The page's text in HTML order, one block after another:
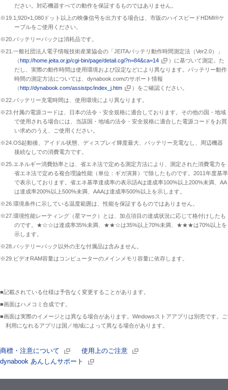
ださい。対応機器すべての動作を保証するものではありません。
※19.1,920×1,080ドット以上の映像信号を出力する場合は、市販のハイスピードHDMI®ケ
ーブルをご使用ください。
※20.バッテリーパックは消耗品です。
※21.一般社団法人電子情報技術産業協会の「JEITAバッテリ動作時間測定法（Ver2.0）」
（http://home.jeita.or.jp/cgi-bin/page/detail.cgi?n=84&ca=14
）に基づいて測定。た
だし、実際の動作時間は使用環境および設定などにより異なります。バッテリー動作
時間の測定方法については、dynabook.comのサポート情報
（http://dynabook.com/assistpc/index_j.htm
）をご確認ください。
※22.バッテリー充電時間は、使用環境により異なります。
※23.付属の電源コードは、日本の法令・安全規格に適合しております。その他の国・地域
で使用される場合には、当該国・地域の法令・安全規格に適合した電源コードをお買
い求めのうえ、ご使用ください。
※24.OS起動後、アイドル状態、ディスプレイ輝度最大、バッテリー充電なし、周辺機器
接続なしでの消費電力です。
※25.エネルギー消費効率とは、省エネ法で定める測定方法により、測定された消費電力を
省エネ法で定める複合理論性能（単位：ギガ演算）で除したものです。2011年度基準
で表示しております。省エネ基準達成率の表示語Aは達成率100%以上200%未満、AA
は達成率200%以上500%未満、AAAは達成率500%以上を示します。
※26.環境条件に示している温度範囲は、性能を保証するものではありません。
※27.環境性能レーティング（星マーク）とは、加点項目の達成状況に応じて格付けしたも
のです。★☆☆は達成率35%未満、★★☆は35%以上70%未満、★★★は70%以上を
示します。
※28.バッテリーパック以外の主な付属品は含みません。
※29.ビデオRAM容量はコンピューターのメインメモリ容量に依存します。
■記載されている仕様は予告なく変更することがあります。
■画面はハメコミ合成です。
■画面は実際のイメージとは異なる場合があります。Windowsストアアプリは別売です。ご
利用になれるアプリは国／地域によって異なる場合があります。
商標・注意について
使用上のご注意
dynabook あんしんサポート